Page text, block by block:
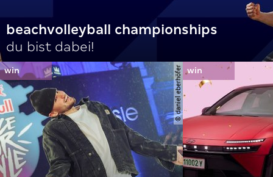
beachvolleyball championships
du bist dabei!
© daniel eberhöfer